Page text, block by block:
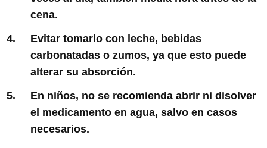
cena.
Evitar tomarlo con leche, bebidas
carbonatadas o zumos, ya que esto puede
alterar su absorción.
En niños, no se recomienda abrir ni disolver
el medicamento en agua, salvo en casos
necesarios.